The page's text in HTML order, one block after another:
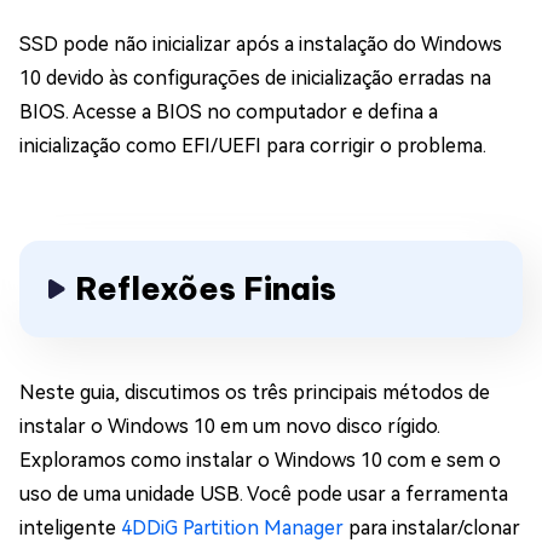
SSD pode não inicializar após a instalação do Windows
10 devido às configurações de inicialização erradas na
BIOS. Acesse a BIOS no computador e defina a
inicialização como EFI/UEFI para corrigir o problema.
Reflexões Finais
Neste guia, discutimos os três principais métodos de
instalar o Windows 10 em um novo disco rígido.
Exploramos como instalar o Windows 10 com e sem o
uso de uma unidade USB. Você pode usar a ferramenta
inteligente 4DDiG Partition Manager para instalar/clonar